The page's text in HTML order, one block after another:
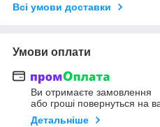
Всі умови доставки
Умови оплати
Ви отримаєте замовлення
або гроші повернуться на
Детальніше